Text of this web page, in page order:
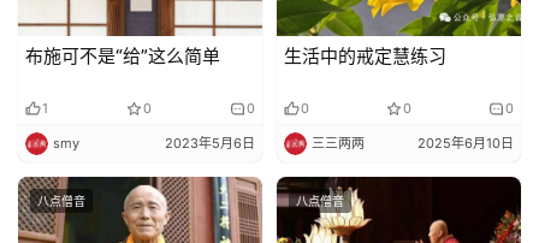
布施可不是“给”这么简单
1 0 0
smy 2023年5月6日
生活中的戒定慧练习
0 0 0
三三两两 2025年6月10日
八点僧音 八点僧音